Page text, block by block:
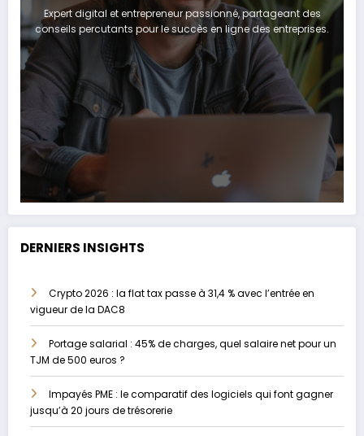
Expert digital et entrepreneur passionné, partageant des
conseils percutants pour le succès en ligne des entreprises.
DERNIERS INSIGHTS
Crypto 2026 : la flat tax passe à 31,4 % avec l’entrée en
vigueur de la DAC8
Portage salarial : 45% de charges, quel salaire net pour un
TJM de 500 euros ?
Impayés PME : le comparatif des logiciels qui font gagner
jusqu’à 20 jours de trésorerie